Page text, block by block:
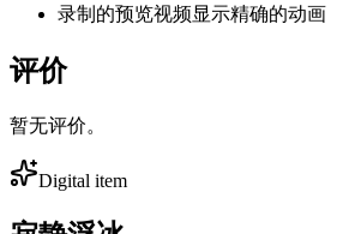
录制的预览视频显示精确的动画
评价
暂无评价。
Digital item